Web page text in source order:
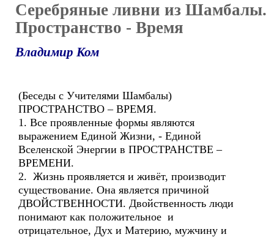
Серебряные ливни из Шамбалы.
Пространство - Время
Владимир Ком
(Беседы с Учителями Шамбалы)
ПРОСТРАНСТВО – ВРЕМЯ.
1. Все проявленные формы являются
выражением Единой Жизни, - Единой
Вселенской Энергии в ПРОСТРАНСТВЕ –
ВРЕМЕНИ.
2. Жизнь проявляется и живёт, производит
существование. Она является причиной
ДВОЙСТВЕННОСТИ. Двойственность люди
понимают как положительное и
отрицательное, Дух и Материю, мужчину и